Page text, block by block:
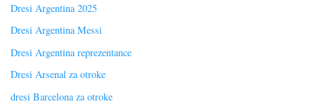
Dresi Argentina 2025
Dresi Argentina Messi
Dresi Argentina reprezentance
Dresi Arsenal za otroke
dresi Barcelona za otroke